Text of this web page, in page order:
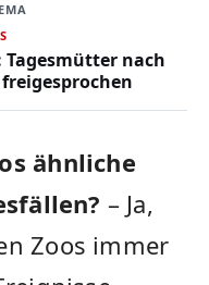
nach
ähnliche
– Ja,
Zoos immer